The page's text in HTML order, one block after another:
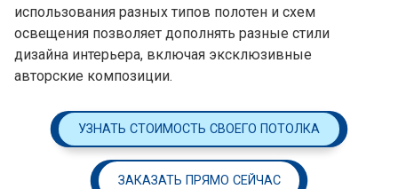
использования разных типов полотен и схем
освещения позволяет дополнять разные стили
дизайна интерьера, включая эксклюзивные
авторские композиции.
УЗНАТЬ СТОИМОСТЬ СВОЕГО ПОТОЛКА
ЗАКАЗАТЬ ПРЯМО СЕЙЧАС